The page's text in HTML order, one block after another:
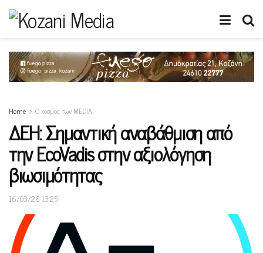
Home Ο κοσμος των MEDIA
ΔΕΗ: Σημαντική αναβάθμιση από
την EcoVadis στην αξιολόγηση
βιωσιμότητας
16/03/26 13:25